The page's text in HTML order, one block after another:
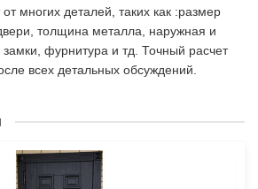
многих деталей, таких как :размер
толщина металла, наружная и
замки, фурнитура и тд. Точный расчет
всех детальных обсуждений.